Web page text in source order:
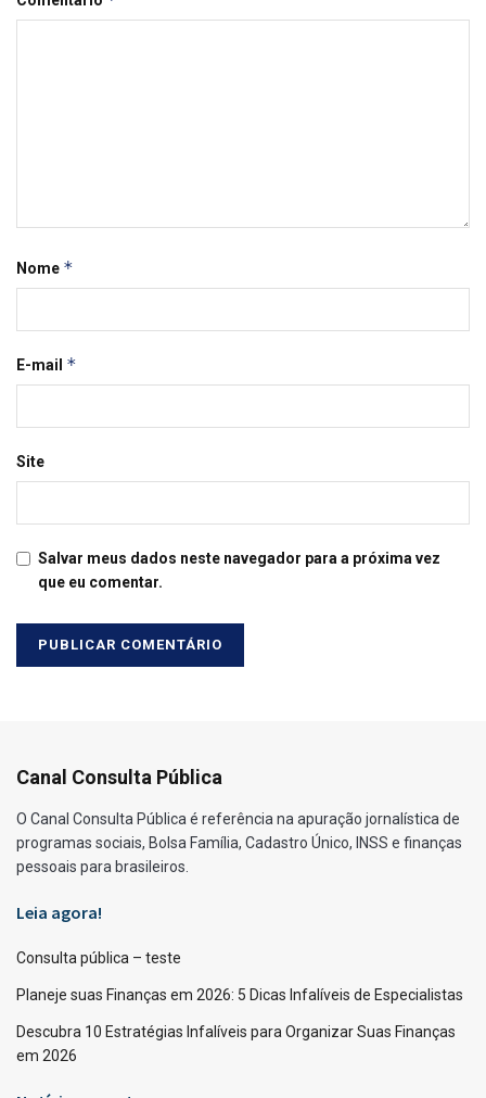
Nome *
E-mail *
Site
Salvar meus dados neste navegador para a próxima vez
que eu comentar.
Canal Consulta Pública
O Canal Consulta Pública é referência na apuração jornalística de
programas sociais, Bolsa Família, Cadastro Único, INSS e finanças
pessoais para brasileiros.
Leia agora!
Consulta pública – teste
Planeje suas Finanças em 2026: 5 Dicas Infalíveis de Especialistas
Descubra 10 Estratégias Infalíveis para Organizar Suas Finanças
em 2026